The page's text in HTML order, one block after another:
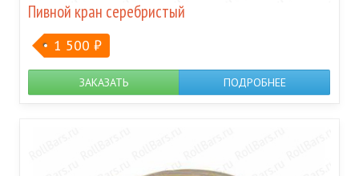
Пивной кран серебристый
1 500 ₽
ЗАКАЗАТЬ ПОДРОБНЕЕ